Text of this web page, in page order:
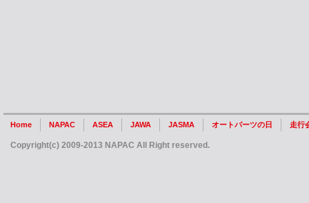
Home NAPAC ASEA JAWA JASMA オートパーツの日 走行
Copyright(c) 2009-2013 NAPAC All Right reserved.